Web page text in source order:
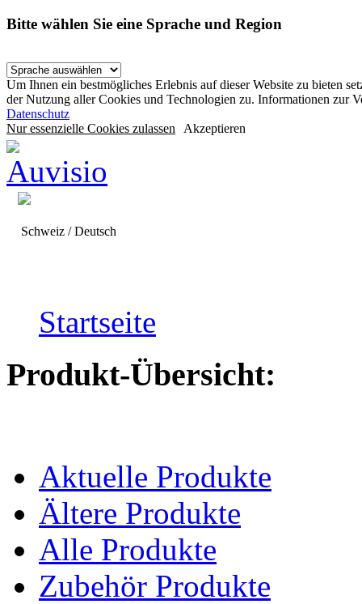
Bitte wählen Sie eine Sprache und Region
Um Ihnen ein bestmögliches Erlebnis auf dieser Website zu bieten
der Nutzung aller Cookies und Technologien zu. Informationen zur
Datenschutz
Nur essenzielle Cookies zulassen Akzeptieren
Schweiz / Deutsch
Startseite
Produkt-Übersicht:
Aktuelle Produkte
Ältere Produkte
Alle Produkte
Zubehör Produkte